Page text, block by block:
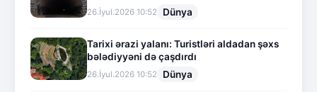
26.İyul.2026 10:52 Dünya
Tarixi ərazi yalanı: Turistləri aldadan şəxs
bələdiyyəni də çaşdırdı
26.İyul.2026 10:52 Dünya